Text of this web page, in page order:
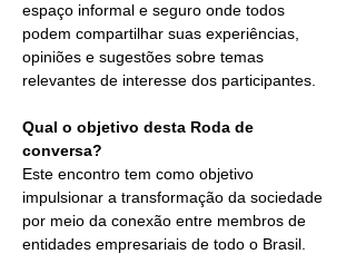
espaço informal e seguro onde todos
podem compartilhar suas experiências,
opiniões e sugestões sobre temas
relevantes de interesse dos participantes.
Qual o objetivo desta Roda de
conversa?
Este encontro tem como objetivo
impulsionar a transformação da sociedade
por meio da conexão entre membros de
entidades empresariais de todo o Brasil.